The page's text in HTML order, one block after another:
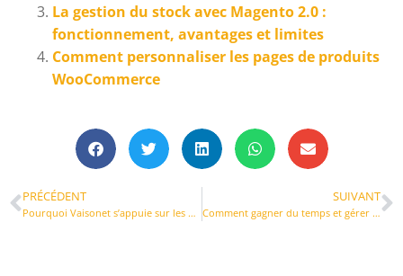
La gestion du stock avec Magento 2.0 :
fonctionnement, avantages et limites
Comment personnaliser les pages de produits
WooCommerce
PRÉCÉDENT
Pourquoi Vaisonet s’appuie sur les webservices natifs pour E-connecteur
SUIVANT
Comment gagner du temps et gérer correctement la comptabilité et l’inventaire WooCommerce